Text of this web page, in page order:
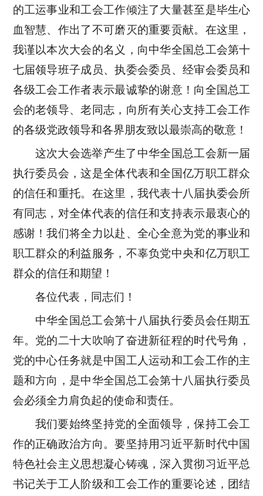
的工运事业和工会工作倾注了大量甚至是毕生心
血智慧、作出了不可磨灭的重要贡献。在这里，
我谨以本次大会的名义，向中华全国总工会第十
七届领导班子成员、执委会委员、经审会委员和
各级工会工作者表示最诚挚的谢意！向全国总工
会的老领导、老同志，向所有关心支持工会工作
的各级党政领导和各界朋友致以最崇高的敬意！
这次大会选举产生了中华全国总工会新一届
执行委员会，这是全体代表和全国亿万职工群众
的信任和重托。在这里，我代表十八届执委会所
有同志，对全体代表的信任和支持表示最衷心的
感谢！我们将全力以赴、全心全意为党的事业和
职工群众的利益服务，不辜负党中央和亿万职工
群众的信任和期望！
各位代表，同志们！
中华全国总工会第十八届执行委员会任期五
年。党的二十大吹响了奋进新征程的时代号角，
党的中心任务就是中国工人运动和工会工作的主
题和方向，是中华全国总工会第十八届执行委员
会必须全力肩负起的使命和责任。
我们要始终坚持党的全面领导，保持工会工
作的正确政治方向。要坚持用习近平新时代中国
特色社会主义思想凝心铸魂，深入贯彻习近平总
书记关于工人阶级和工会工作的重要论述，团结